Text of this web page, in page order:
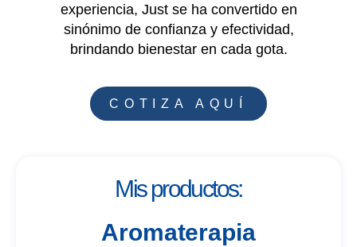
experiencia, Just se ha convertido en
sinónimo de confianza y efectividad,
brindando bienestar en cada gota.
COTIZA AQUÍ
Mis productos:
Aromaterapia